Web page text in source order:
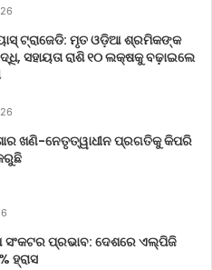
ଟ୍ରାଜେଡି: ମୃତ ଓଡ଼ିଆ ଶ୍ରମିକଙ୍କ
ସହାୟତା ରାଶି ୧୦ ଲକ୍ଷକୁ ବଢ଼ାଇଲେ
ଖଣି-ନେତୃତ୍ୱାଧୀନ ପ୍ରଗତିକୁ କିପରି
ପ୍ରଭାବ: ଦେଶରେ ଏଲ୍‌ପିଜି
ହ୍ରାସ